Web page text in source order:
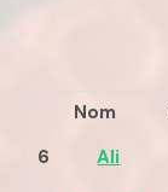
Nom
6
Ali